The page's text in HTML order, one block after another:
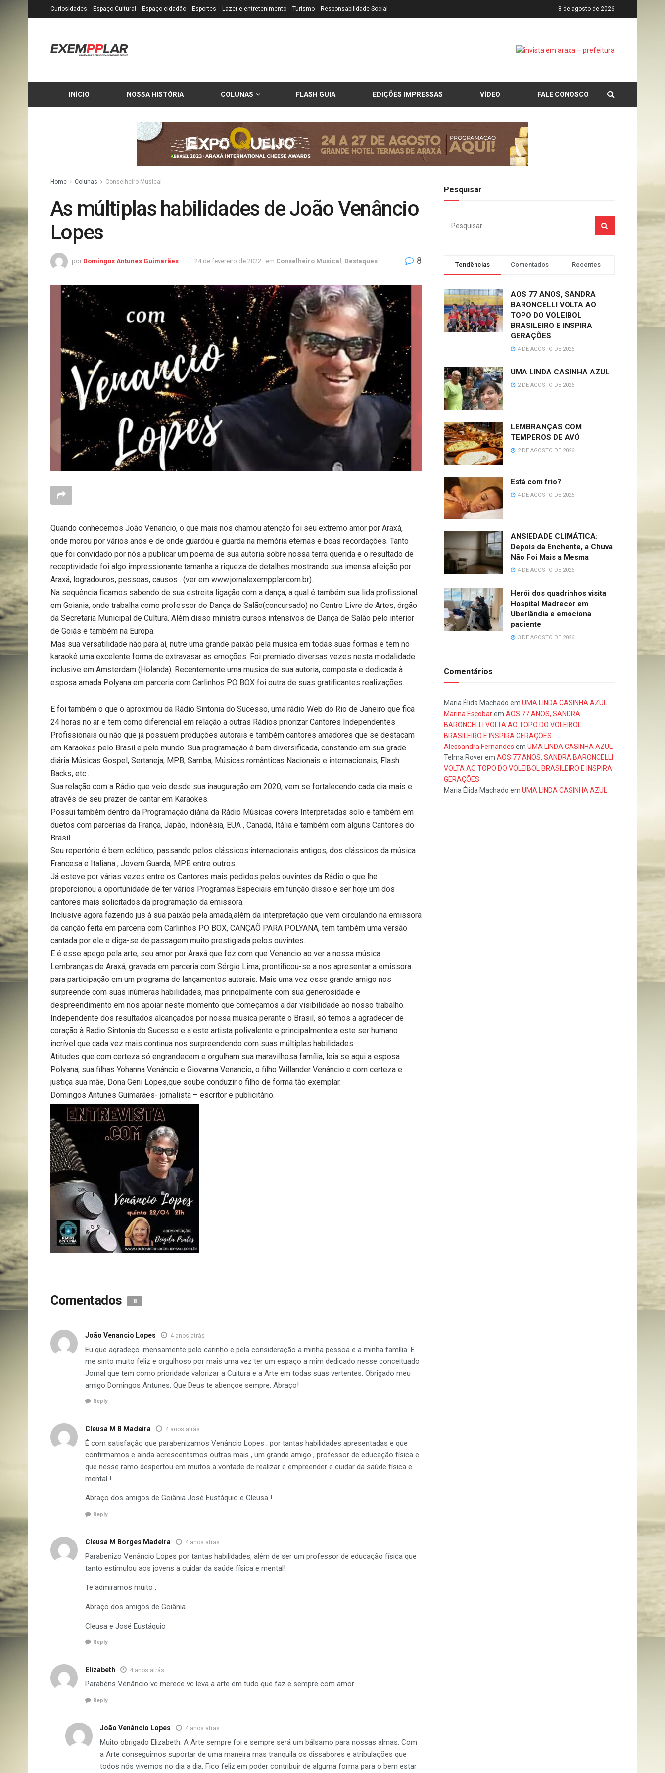
Curiosidades Espaço Cultural Espaço cidadão Esportes Lazer e entretenimento Turismo Responsabilidade Social 8 de agosto de 2026
INÍCIO NOSSA HISTÓRIA COLUNAS FLASH GUIA EDIÇÕES IMPRESSAS VÍDEO FALE CONOSCO
Home Colunas Conselheiro Musical
As múltiplas habilidades de João Venâncio
Lopes
por Domingos Antunes Guimarães 24 de fevereiro de 2022 em Conselheiro Musical Destaques 8
Quando conhecemos João Venancio, o que mais nos chamou atenção foi seu extremo amor por Araxá,
onde morou por vários anos e de onde guardou e guarda na memória eternas e boas recordações. Tanto
que foi convidado por nós a publicar um poema de sua autoria sobre nossa terra querida e o resultado de
receptividade foi algo impressionante tamanha a riqueza de detalhes mostrando sua imensa afeição por
Araxá, logradouros, pessoas, causos . (ver em www.jornalexempplar.com.br).
Na sequência ficamos sabendo de sua estreita ligação com a dança, a qual é também sua lida profissional
em Goiania, onde trabalha como professor de Dança de Salão(concursado) no Centro Livre de Artes, órgão
da Secretaria Municipal de Cultura. Além disso ministra cursos intensivos de Dança de Salão pelo interior
de Goiás e também na Europa.
Mas sua versatilidade não para aí, nutre uma grande paixão pela musica em todas suas formas e tem no
karaokê uma excelente forma de extravasar as emoções. Foi premiado diversas vezes nesta modalidade
inclusive em Amsterdam (Holanda). Recentemente uma musica de sua autoria, composta e dedicada à
esposa amada Polyana em parceria com Carlinhos PO BOX foi outra de suas gratificantes realizações.
E foi também o que o aproximou da Rádio Sintonia do Sucesso, uma rádio Web do Rio de Janeiro que fica
24 horas no ar e tem como diferencial em relação a outras Rádios priorizar Cantores Independentes
Profissionais ou não que já possuem produções autorais e também cantores amadores que se destacam
em Karaokes pelo Brasil e pelo mundo. Sua programação é bem diversificada, constando em sua grade
diária Músicas Gospel, Sertaneja, MPB, Samba, Músicas românticas Nacionais e internacionais, Flash
Backs, etc..
Sua relação com a Rádio que veio desde sua inauguração em 2020, vem se fortalecendo cada dia mais e
através de seu prazer de cantar em Karaokes.
Possui também dentro da Programação diária da Rádio Músicas covers Interpretadas solo e também em
duetos com parcerias da França, Japão, Indonésia, EUA , Canadá, Itália e também com alguns Cantores do
Brasil.
Seu repertório é bem eclético, passando pelos clássicos internacionais antigos, dos clássicos da música
Francesa e Italiana , Jovem Guarda, MPB entre outros.
Já esteve por várias vezes entre os Cantores mais pedidos pelos ouvintes da Rádio o que lhe
proporcionou a oportunidade de ter vários Programas Especiais em função disso e ser hoje um dos
cantores mais solicitados da programação da emissora.
Inclusive agora fazendo jus à sua paixão pela amada,além da interpretação que vem circulando na emissora
da canção feita em parceria com Carlinhos PO BOX, CANÇAÕ PARA POLYANA, tem também uma versão
cantada por ele e diga-se de passagem muito prestigiada pelos ouvintes.
E é esse apego pela arte, seu amor por Araxá que fez com que Venâncio ao ver a nossa música
Lembranças de Araxá, gravada em parceria com Sérgio Lima, prontificou-se a nos apresentar a emissora
para participação em um programa de lançamentos autorais. Mais uma vez esse grande amigo nos
surpreende com suas inúmeras habilidades, mas principalmente com sua generosidade e
despreendimento em nos apoiar neste momento que começamos a dar visibilidade ao nosso trabalho.
Independente dos resultados alcançados por nossa musica perante o Brasil, só temos a agradecer de
coração à Radio Sintonia do Sucesso e a este artista polivalente e principalmente a este ser humano
incrível que cada vez mais continua nos surpreendendo com suas múltiplas habilidades.
Atitudes que com certeza só engrandecem e orgulham sua maravilhosa família, leia se aqui a esposa
Polyana, sua filhas Yohanna Venâncio e Giovanna Venancio, o filho Willander Venâncio e com certeza e
justiça sua mãe, Dona Geni Lopes,que soube conduzir o filho de forma tão exemplar.
Domingos Antunes Guimarães- jornalista – escritor e publicitário.
Comentados 8
João Venancio Lopes 4 anos atrás
Eu que agradeço imensamente pelo carinho e pela consideração a minha pessoa e a minha família. E
me sinto muito feliz e orgulhoso por mais uma vez ter um espaço a mim dedicado nesse conceituado
Jornal que tem como prioridade valorizar a Cuitura e a Arte em todas suas vertentes. Obrigado meu
amigo Domingos Antunes. Que Deus te abençoe sempre. Abraço!
Reply
Cleusa M B Madeira 4 anos atrás
É com satisfação que parabenizamos Venâncio Lopes , por tantas habilidades apresentadas e que
confirmamos e ainda acrescentamos outras mais , um grande amigo , professor de educação física e
que nesse ramo despertou em muitos a vontade de realizar e empreender e cuidar da saúde física e
mental !
Abraço dos amigos de Goiânia José Eustáquio e Cleusa !
Reply
Cleusa M Borges Madeira 4 anos atrás
Parabenizo Venâncio Lopes por tantas habilidades, além de ser um professor de educação física que
tanto estimulou aos jovens a cuidar da saúde física e mental!
Te admiramos muito ,
Abraço dos amigos de Goiânia
Cleusa e José Eustáquio
Reply
Elizabeth 4 anos atrás
Parabéns Venâncio vc merece vc leva a arte em tudo que faz e sempre com amor
Reply
João Venâncio Lopes 4 anos atrás
Muito obrigado Elizabeth. A Arte sempre foi e sempre será um bálsamo para nossas almas. Com
a Arte conseguimos suportar de uma maneira mas tranquila os dissabores e atribulações que
todos nós vivemos no dia a dia. Fico feliz em poder contribuir de alguma forma para o bem estar
Pesquisar
Tendências Comentados Recentes
AOS 77 ANOS, SANDRA
BARONCELLI VOLTA AO
TOPO DO VOLEIBOL
BRASILEIRO E INSPIRA
GERAÇÕES
4 DE AGOSTO DE 2026
UMA LINDA CASINHA AZUL
2 DE AGOSTO DE 2026
LEMBRANÇAS COM
TEMPEROS DE AVÓ
2 DE AGOSTO DE 2026
Está com frio?
4 DE AGOSTO DE 2026
ANSIEDADE CLIMÁTICA:
Depois da Enchente, a Chuva
Não Foi Mais a Mesma
4 DE AGOSTO DE 2026
Herói dos quadrinhos visita
Hospital Madrecor em
Uberlândia e emociona
paciente
3 DE AGOSTO DE 2026
Comentários
Maria Élida Machado em UMA LINDA CASINHA AZUL
Marina Escobarem AOS 77 ANOS, SANDRA
BARONCELLI VOLTA AO TOPO DO VOLEIBOL
BRASILEIRO E INSPIRA GERAÇÕES
Alessandra Fernandes em UMA LINDA CASINHA AZUL
Telma Roverem AOS 77 ANOS, SANDRA BARONCELLI
VOLTA AO TOPO DO VOLEIBOL BRASILEIRO E INSPIRA
GERAÇÕES
Maria Élida Machado em UMA LINDA CASINHA AZUL